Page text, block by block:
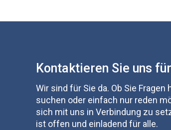
Kontaktieren Sie uns
Wir sind für Sie da. Ob Sie
suchen oder einfach nur reden
sich mit uns in Verbindung zu
ist offen und einladend für alle.